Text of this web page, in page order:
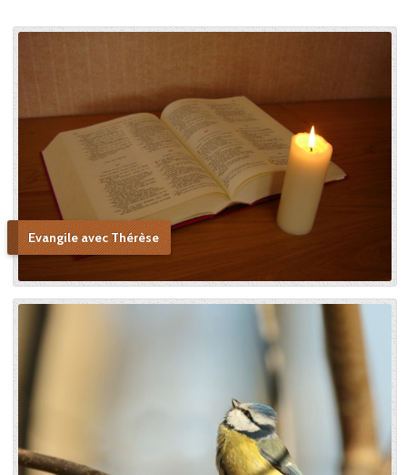
Evangile avec Thérèse